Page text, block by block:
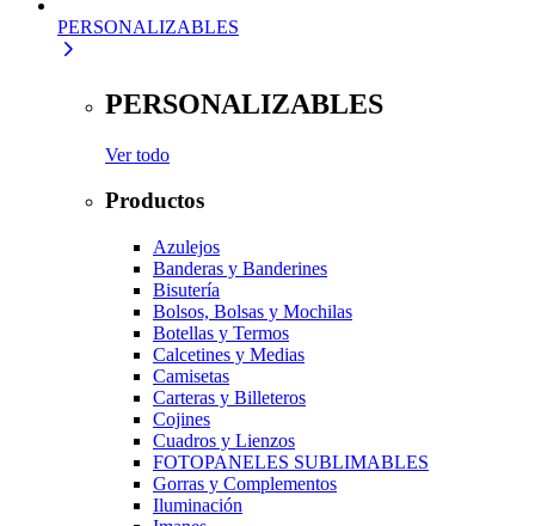
PERSONALIZABLES
PERSONALIZABLES
Ver todo
Productos
Azulejos
Banderas y Banderines
Bisutería
Bolsos, Bolsas y Mochilas
Botellas y Termos
Calcetines y Medias
Camisetas
Carteras y Billeteros
Cojines
Cuadros y Lienzos
FOTOPANELES SUBLIMABLES
Gorras y Complementos
Iluminación